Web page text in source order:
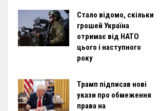
Стало відомо, скільки
грошей Україна
отримає від НАТО
цього і наступного
року
Трамп підписав нові
укази про обмеження
права на